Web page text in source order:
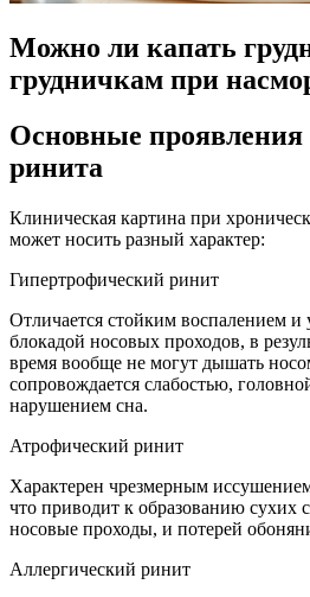
Можно ли капать
грудничкам при
Основные проявления
ринита
Клиническая картина при
может носить разный характер:
Гипертрофический ринит
Отличается стойким воспалением и
блокадой носовых проходов, в
время вообще не могут дышать
сопровождается слабостью,
нарушением сна.
Атрофический ринит
Характерен чрезмерным
что приводит к образованию сухих
носовые проходы, и потерей
Аллергический ринит